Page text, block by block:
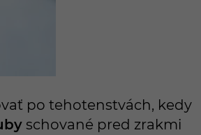
po tehotenstvách, kedy
schované pred zrakmi